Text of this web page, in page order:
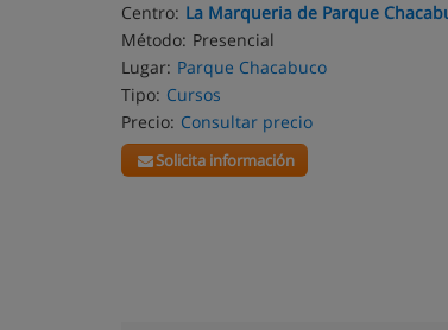
Centro: La Marqueria de Parque
Método: Presencial
Lugar: Parque Chacabuco
Tipo: Cursos
Precio: Consultar precio
Solicita información